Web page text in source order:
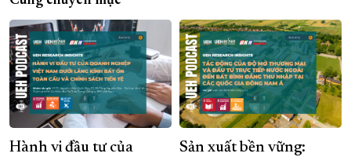
Hành vi đầu tư của
Sản xuất bền vững: